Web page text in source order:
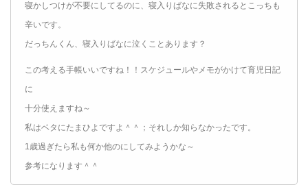
寝かしつけが不要にしてるのに、寝入りばなに失敗されるとこっちも
辛いです。
だっちんくん、寝入りばなに泣くことあります？
この考える手帳いいですね！！スケジュールやメモがかけて育児日記
に
十分使えますね～
私はベタにたまひよですよ＾＾；それしか知らなかったです。
1歳過ぎたら私も何か他のにしてみようかな～
参考になります＾＾